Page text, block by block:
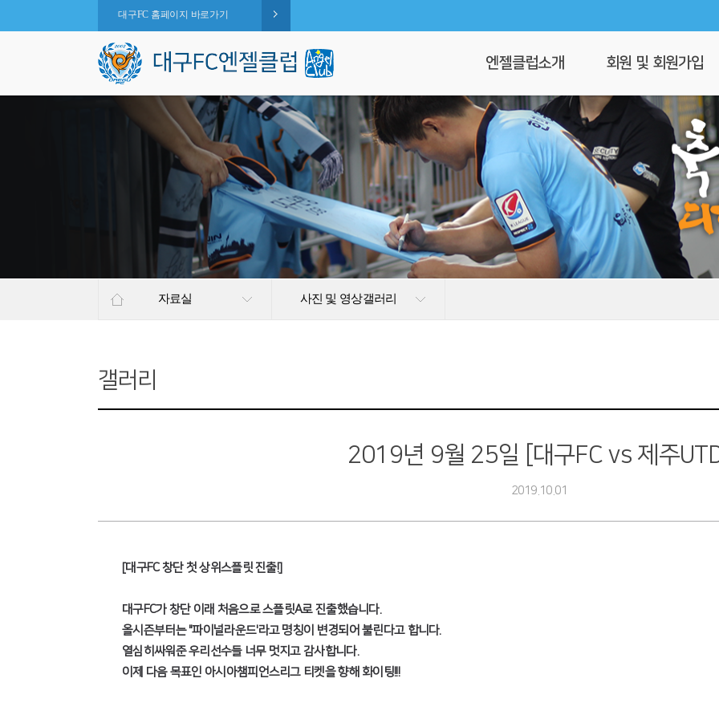
대구FC 홈페이지 바로가기
엔젤클럽소개
회장 인사말
엔젤클럽이란
클럽 조직도
찾아오시는길
회원 및 회원가입
회원가입
회원명부
이 달의 엔젤
자료실 사진 및 영상갤러리
갤러리
2019년 9월 25일 [대구FC vs 제주
2019.10.01
[대구FC 창단 첫 상위스플릿 진출!]
대구FC가 창단 이래 처음으로 스플릿A로 진출했습니다.
올시즌부터는 "파이널라운드'라고 명칭이 변경되어 불린다고 합니다.
열심히싸워준 우리선수들 너무 멋지고 감사합니다.
이제 다음 목표인 아시아챔피언스리그 티켓을 향해 화이팅!!!